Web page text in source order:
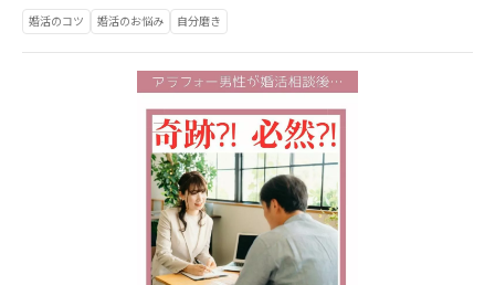
婚活のコツ 婚活のお悩み 自分磨き